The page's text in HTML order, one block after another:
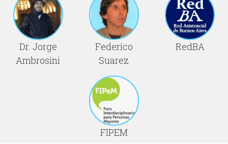
Dr. Jorge
Ambrosini
Federico
Suarez
RedBA
FIPEM